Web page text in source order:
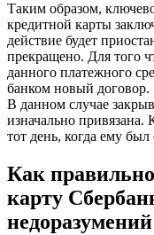
Таким образом,
кредитной карты
действие будет
прекращено. Для того
данного платежного
банком новый договор.
В данном случае
изначально привязана.
тот день, когда ему
Как
карту
недоразумений